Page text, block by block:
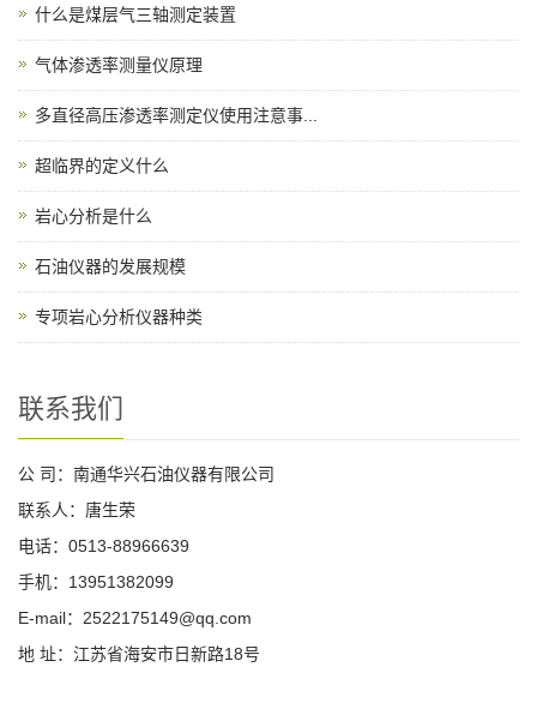
什么是煤层气三轴测定装置
气体渗透率测量仪原理
多直径高压渗透率测定仪使用注意事...
超临界的定义什么
岩心分析是什么
石油仪器的发展规模
专项岩心分析仪器种类
联系我们
公 司：南通华兴石油仪器有限公司
联系人：唐生荣
电话：0513-88966639
手机：13951382099
E-mail：2522175149@qq.com
地 址：江苏省海安市日新路18号